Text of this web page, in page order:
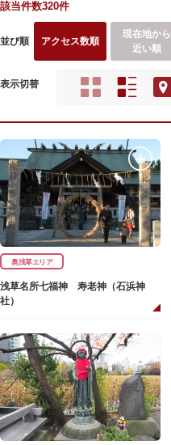
該当件数320件
並び順 アクセス数順
現在地から
近い順
表示切替
奥浅草エリア
浅草名所七福神 寿老神（石浜神
社）